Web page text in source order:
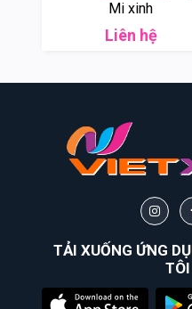
Mi xinh
Liên hệ
TẢI XUỐNG ỨNG
TÔI